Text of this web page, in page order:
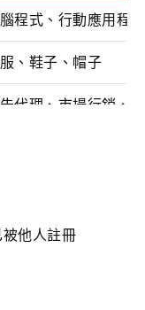
程式、行動應用程
、鞋子、帽子
代理、市場行銷、
、咖啡廳、飯店
他人註冊